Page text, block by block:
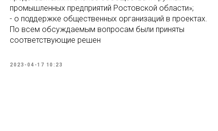
промышленных предприятий Ростовской области»;
- о поддержке общественных организаций в проектах.
По всем обсуждаемым вопросам были приняты
соответствующие решен
2023-04-17 10:23